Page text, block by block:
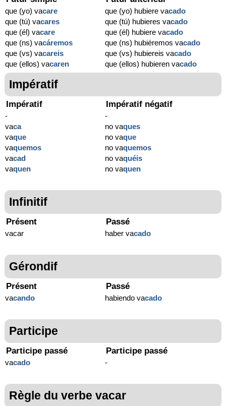
que (yo) vacare
que (tú) vacares
que (él) vacare
que (ns) vacáremos
que (vs) vacareis
que (ellos) vacaren
que (yo) hubiere vacado
que (tú) hubieres vacado
que (él) hubiere vacado
que (ns) hubiéremos vacado
que (vs) hubiereis vacado
que (ellos) hubieren vacado
Impératif
Impératif
-
vaca
vaque
vaquemos
vacad
vaquen
Impératif négatif
-
no vaques
no vaque
no vaquemos
no vaquéis
no vaquen
Infinitif
Présent
vacar
Passé
haber vacado
Gérondif
Présent
vacando
Passé
habiendo vacado
Participe
Participe passé
vacado
Participe passé
-
Règle du verbe vacar